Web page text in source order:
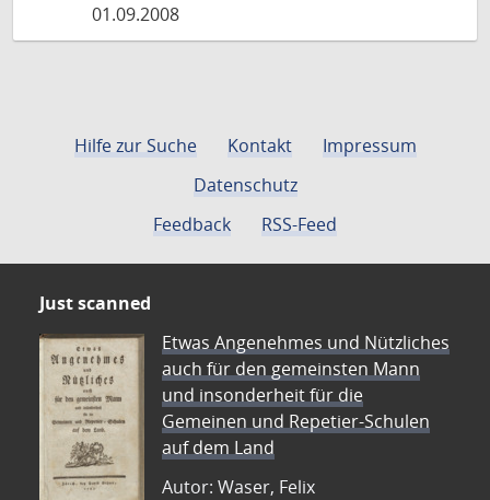
01.09.2008
Hilfe zur Suche Kontakt
Impressum
Datenschutz
Feedback
RSS-Feed
Just scanned
Etwas Angenehmes und Nützliches
auch für den gemeinsten Mann
und insonderheit für die
Gemeinen und Repetier-Schulen
auf dem Land
Autor: Waser, Felix